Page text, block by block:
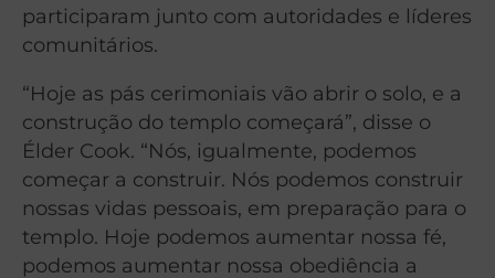
participaram junto com autoridades e líderes
comunitários.
“Hoje as pás cerimoniais vão abrir o solo, e a
construção do templo começará”, disse o
Élder Cook. “Nós, igualmente, podemos
começar a construir. Nós podemos construir
nossas vidas pessoais, em preparação para o
templo. Hoje podemos aumentar nossa fé,
podemos aumentar nossa obediência a